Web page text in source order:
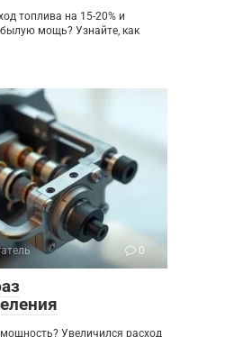
топлива на 15-20% и
мощь? Узнайте, как
0
Увеличился расход